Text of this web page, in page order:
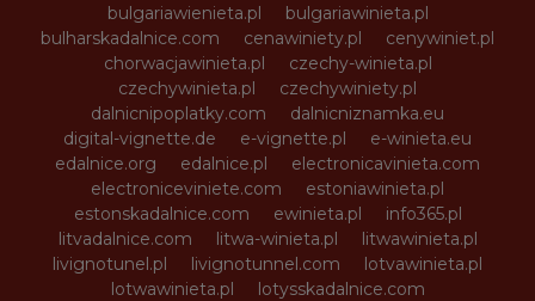
bulgariawienieta.pl
bulgariawinieta.pl
bulharskadalnice.com
cenawiniety.pl
cenywiniet.pl
chorwacjawinieta.pl
czechy-winieta.pl
czechywinieta.pl
czechywiniety.pl
dalnicnipoplatky.com
dalnicniznamka.eu
digital-vignette.de
e-vignette.pl
e-winieta.eu
edalnice.org
edalnice.pl
electronicavinieta.com
electroniceviniete.com
estoniawinieta.pl
estonskadalnice.com
ewinieta.pl
info365.pl
litvadalnice.com
litwa-winieta.pl
litwawinieta.pl
livignotunel.pl
livignotunnel.com
lotvawinieta.pl
lotwawinieta.pl
lotysskadalnice.com